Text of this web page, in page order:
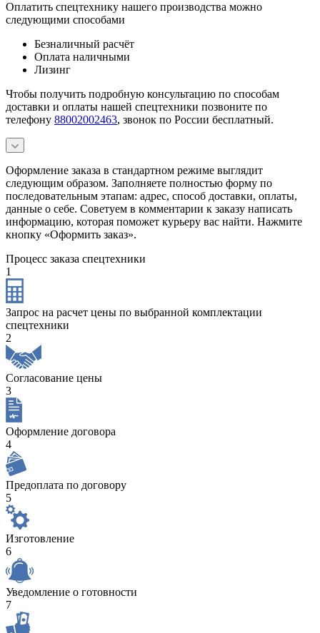
Оплатить спецтехнику нашего производства можно
следующими способами
Безналичный расчёт
Оплата наличными
Лизинг
Чтобы получить подробную консультацию по способам
доставки и оплаты нашей спецтехники позвоните по
телефону 88002002463, звонок по России бесплатный.
Оформление заказа в стандартном режиме выглядит
следующим образом. Заполняете полностью форму по
последовательным этапам: адрес, способ доставки, оплаты,
данные о себе. Советуем в комментарии к заказу написать
информацию, которая поможет курьеру вас найти. Нажмите
кнопку «Оформить заказ».
Процесс заказа спецтехники
1
Запрос на расчет цены по выбранной комплектации
спецтехники
2
Согласование цены
3
Оформление договора
4
Предоплата по договору
5
Изготовление
6
Уведомление о готовности
7